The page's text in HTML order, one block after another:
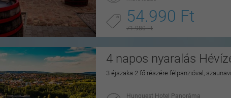
54.990 Ft
71.980 Ft
4 napos nyaralás
3 éjszaka 2 fő részére félpanzióval,
Hunguest Hotel Panoráma